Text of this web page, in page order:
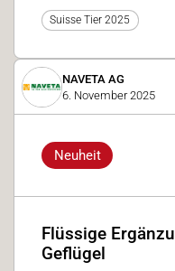
Suisse Tier 2025
NAVETA AG
6. November 2025
Neuheit
Flüssige
Geflügel